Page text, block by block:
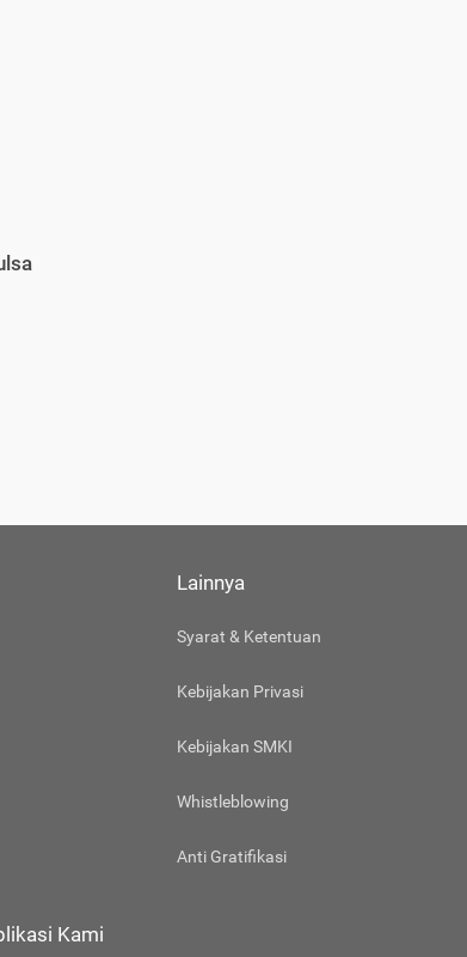
Lainnya
Syarat & Ketentuan
Kebijakan Privasi
Kebijakan SMKI
Whistleblowing
Anti Gratifikasi
Kami